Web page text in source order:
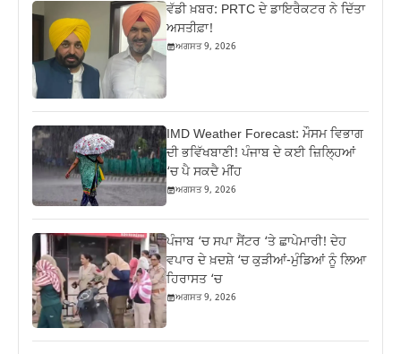
ਵੱਡੀ ਖ਼ਬਰ: PRTC ਦੇ ਡਾਇਰੈਕਟਰ ਨੇ ਦਿੱਤਾ
ਅਸਤੀਫ਼ਾ!
ਅਗਸਤ 9, 2026
IMD Weather Forecast: ਮੌਸਮ ਵਿਭਾਗ
ਦੀ ਭਵਿੱਖਬਾਣੀ! ਪੰਜਾਬ ਦੇ ਕਈ ਜ਼ਿਲ੍ਹਿਆਂ
‘ਚ ਪੈ ਸਕਦੈ ਮੀਂਹ
ਅਗਸਤ 9, 2026
ਪੰਜਾਬ ‘ਚ ਸਪਾ ਸੈਂਟਰ ‘ਤੇ ਛਾਪੇਮਾਰੀ! ਦੇਹ
ਵਪਾਰ ਦੇ ਖ਼ਦਸ਼ੇ ‘ਚ ਕੁੜੀਆਂ-ਮੁੰਡਿਆਂ ਨੂੰ ਲਿਆ
ਹਿਰਾਸਤ ‘ਚ
ਅਗਸਤ 9, 2026